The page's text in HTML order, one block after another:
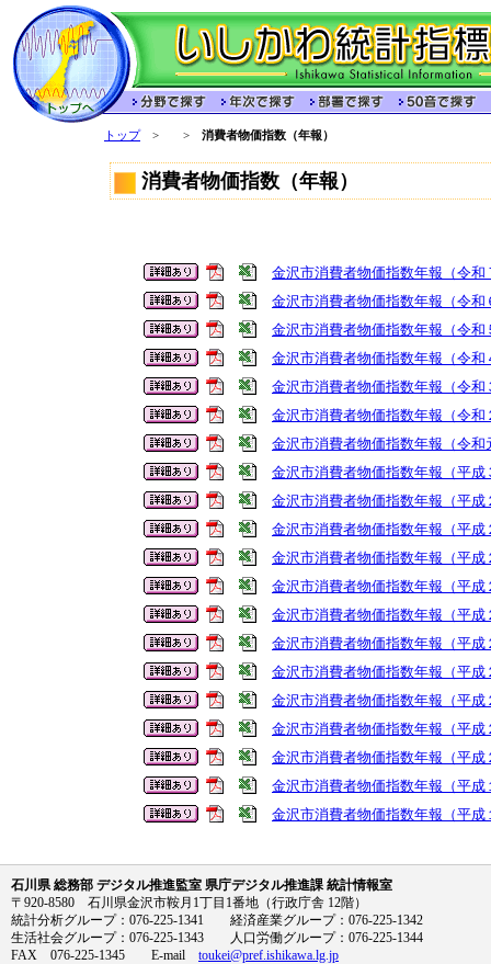
トップ> > 消費者物価指数（年報）
消費者物価指数（年報）
金沢市消費者物価指数年報（令和
金沢市消費者物価指数年報（令和
金沢市消費者物価指数年報（令和
金沢市消費者物価指数年報（令和
金沢市消費者物価指数年報（令和
金沢市消費者物価指数年報（令和
金沢市消費者物価指数年報（令和
金沢市消費者物価指数年報（平成
金沢市消費者物価指数年報（平成
金沢市消費者物価指数年報（平成
金沢市消費者物価指数年報（平成
金沢市消費者物価指数年報（平成
金沢市消費者物価指数年報（平成
金沢市消費者物価指数年報（平成
金沢市消費者物価指数年報（平成
金沢市消費者物価指数年報（平成
金沢市消費者物価指数年報（平成
金沢市消費者物価指数年報（平成
金沢市消費者物価指数年報（平成
金沢市消費者物価指数年報（平成
石川県 総務部 デジタル推進監室 県庁デジタル推進課 統計情報室
〒920-8580 石川県金沢市鞍月1丁目1番地（行政庁舎 12階）
統計分析グループ：076-225-1341 経済産業グループ：076-225-1342
生活社会グループ：076-225-1343 人口労働グループ：076-225-1344
FAX 076-225-1345 E-mail toukei@pref.ishikawa.lg.jp